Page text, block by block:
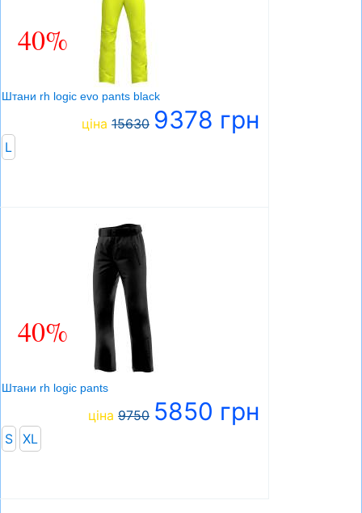
40%
Штани rh logic evo pants black
ціна 15630 9378 грн
L
40%
Штани rh logic pants
ціна 9750 5850 грн
S XL